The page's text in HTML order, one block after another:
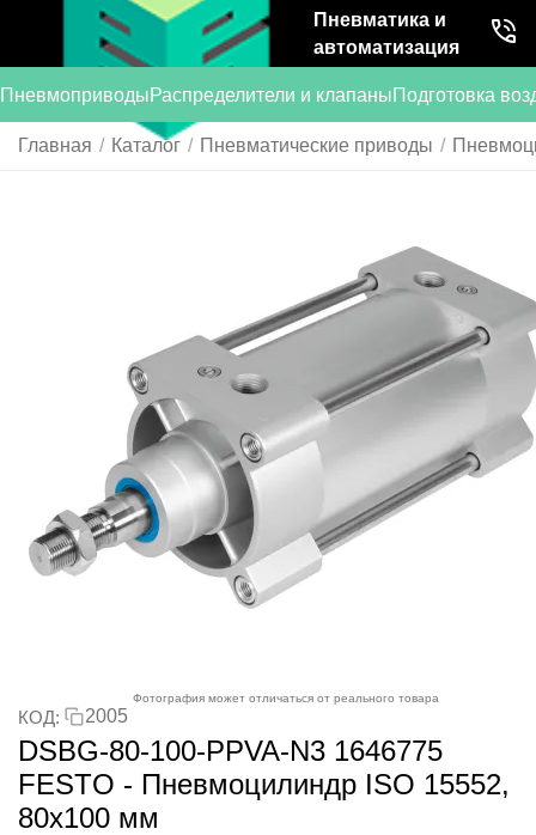
Пневматика и
автоматизация
ПневмоприводыРаспределители и клапаныПодготовка
Главная / Каталог / Пневматические приводы /
Фотография может отличаться от реального товара
КОД: 2005
DSBG-80-100-PPVA-N3 1646775
FESTO - Пневмоцилиндр ISO 15552,
80x100 мм